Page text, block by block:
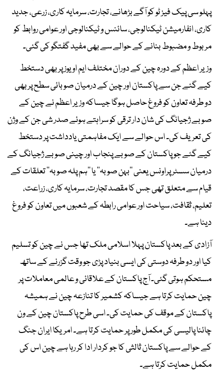
پہلو سی پیک فیز ٹو کو آگے بڑھانے، تجارت، سرمایہ کاری، زرعی، جدید
کاری، انفارمیشن ٹیکنالوجی، سائنس و ٹیکنالوجی اور عوامی روابط کو
مربوط و مضبوط بنانے کے حوالے سے بھی مفید گفتگو کی گئی۔
وزیر اعظم کے دورہ چین کے دوران مختلف ایم او یوز پر بھی دستخط
کیے گئے جن سے پاکستان اور چین کے درمیان صوبائی سطح پر بھی
دو طرفہ تعاون کو فروغ حاصل ہوگا جیساکہ وزیر اعظم نے چین کے
صوبے ژجیانگ کی شان دار ترقی کو سراہتے ہوئے صدر شی جن کے وژن
کی تعریف کی۔ اس حوالے سے ایک مفاہمتی یادداشت پر دستخط
کیے گئے جو پاکستان کے صوبے پنجاب اور چینی صوبے ژجیانگ کے
درمیان سسٹر پراونس یعنی ’’بہن صوبہ‘‘ یا ’’ہم پلہ صوبہ‘‘ تعلقات کے
قیام سے متعلق تھی جس کا مقصد تجارت، سرمایہ کاری، زراعت،
تعلیم، ثقافت، سیاحت اور عوامی رابطہ کے شعبوں میں تعاون کو فروغ
دینا ہے۔
آزادی کے بعد پاکستان پہلا اسلامی ملک تھا جس نے چین کو تسلیم
کیا اور دو طرفہ دوستی کی ایسی بنیاد پڑی جو وقت گزرنے کے ساتھ
مستحکم ہوتی گئی۔ آج پاکستان کے علاقائی و عالمی معاملات پر
چین حمایت کرتا ہے جیساکہ کشمیر کا تنازعہ چین نے ہمیشہ
پاکستان کے موقف کی حمایت کی۔ اسی طرح پاکستان چین کے ون
چائنا پالیسی کی مکمل طور پر حمایت کرتا ہے۔ امریکا ایران جنگ
کے حوالے سے پاکستان ثالثی کا جو کردار ادا کر رہا ہے چین اس کی
مکمل حمایت کرتا ہے۔